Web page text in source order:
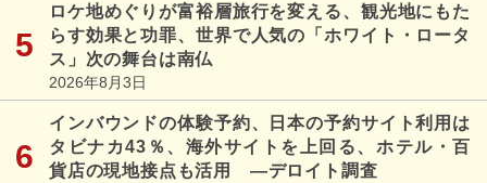
ロケ地めぐりが富裕層旅行を変える、観光地にもた
らす効果と功罪、世界で人気の「ホワイト・ロータ
ス」次の舞台は南仏
2026年8月3日
インバウンドの体験予約、日本の予約サイト利用は
タビナカ43％、海外サイトを上回る、ホテル・百
貨店の現地接点も活用 ―デロイト調査